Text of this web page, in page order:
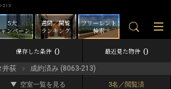
213
フリーレント
検索
週間／閲覧
ランキング
5大
ンペーン
保存した条件 0 最近見た物件 0
井荻 成約済み (8063-213)
空室一覧を見る 3名／閲覧済